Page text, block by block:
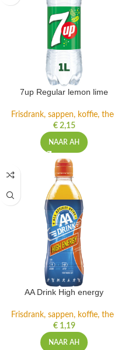
7up Regular lemon lime
Frisdrank, sappen, koffie,
€2,15
NAAR AH
AA Drink High energy
Frisdrank, sappen, koffie,
€1,19
NAAR AH